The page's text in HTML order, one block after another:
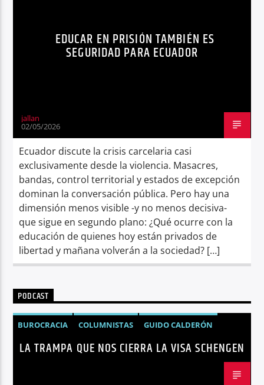
REINSERCIÓN SOCIAL
SEGURIDAD
EDUCAR EN PRISIÓN TAMBIÉN ES
SEGURIDAD PARA ECUADOR
jallan
02/05/2026
Ecuador discute la crisis carcelaria casi
exclusivamente desde la violencia. Masacres,
bandas, control territorial y estados de excepción
dominan la conversación pública. Pero hay una
dimensión menos visible -y no menos decisiva-
que sigue en segundo plano: ¿Qué ocurre con la
educación de quienes hoy están privados de
libertad y mañana volverán a la sociedad? […]
PODCAST
BUROCRACIA COLUMNISTAS
GUIDO CALDERÓN
LIBRE COMERCIO
NOTICIAS
NOTICIAS ECUADOR
LA TRAMPA QUE NOS CIERRA LA VISA SCHENGEN